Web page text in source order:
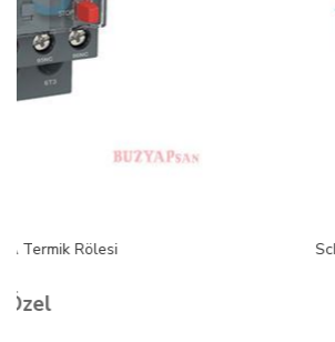
Schneider LRE10 4-6A